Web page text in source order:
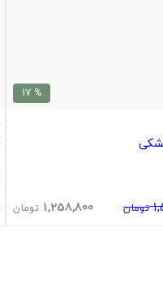
% 17
تومان 1,258,800 تومان